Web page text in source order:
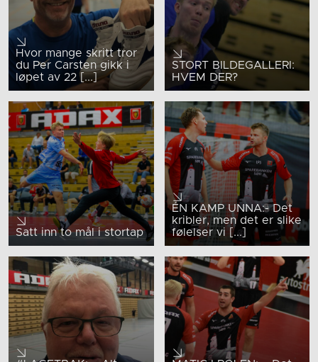
Hvor mange skritt tror
du Per Carsten gikk i
løpet av 22 [...]
STORT BILDEGALLERI:
HVEM DER?
Satt inn to mål i stortap
ÉN KAMP UNNA:- Det
kribler, men det er slike
følelser vi [...]